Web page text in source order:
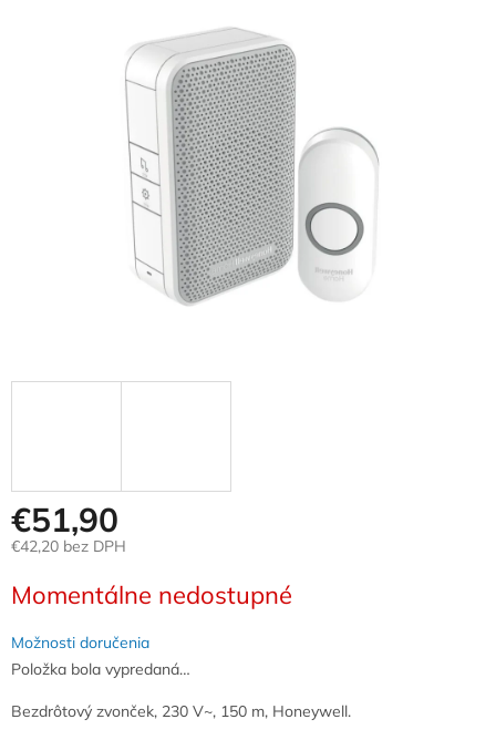
€51,90
€42,20 bez DPH
cena:
Momentálne nedostupné
Možnosti doručenia
Položka bola vypredaná…
Bezdrôtový zvonček, 230 V~, 150 m, Honeywell.